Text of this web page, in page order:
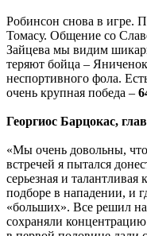
Робинсон снова в игре.
Томасу. Общение со
Зайцева мы видим
теряют бойца –
неспортивного фола.
очень крупная победа –
Георгиос Барцокас,
«Мы очень довольны,
встречей я пытался
серьезная и талантливая
подборе в нападении, и
«больших». Все решил
сохраняли